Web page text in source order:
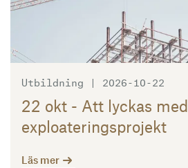
Utbildning | 2026-10-22
22 okt - Att lyckas med
exploateringsprojekt
Läs mer